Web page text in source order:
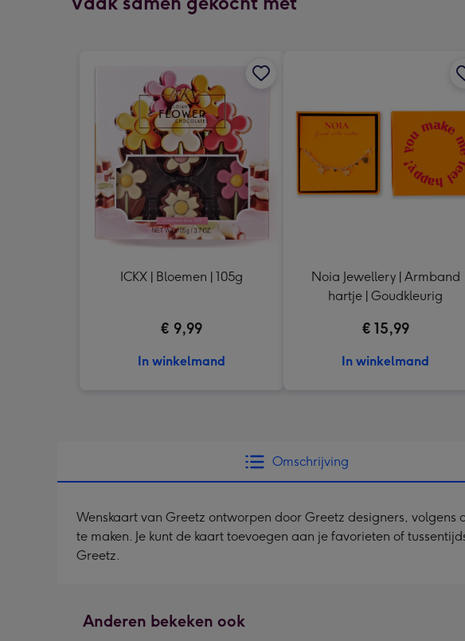
ICKX | Bloemen | 105g
€ 9,99
In winkelmand
Noia Jewellery | Armband
hartje | Goudkleurig
€ 15,99
In winkelmand
Omschrijving
Wenskaart van Greetz ontworpen door Greetz designers,
te maken. Je kunt de kaart toevoegen aan je favorieten of
Greetz.
Anderen bekeken ook